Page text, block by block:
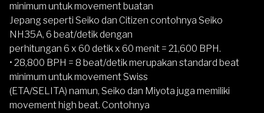
minimum untuk movement buatan
Jepang seperti Seiko dan Citizen contohnya Seiko
NH35A, 6 beat/detik dengan
perhitungan 6 x 60 detik x 60 menit = 21,600 BPH.
• 28,800 BPH = 8 beat/detik merupakan standard beat
minimum untuk movement Swiss
(ETA/SELITA) namun, Seiko dan Miyota juga memiliki
movement high beat. Contohnya